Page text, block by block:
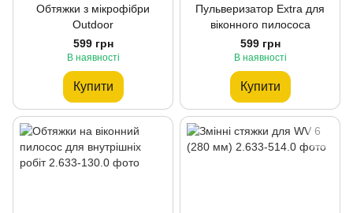
Обтяжки з мікрофібри
Outdoor
599 грн
В наявності
Купити
Пульверизатор Extra для
віконного пилососа
599 грн
В наявності
Купити